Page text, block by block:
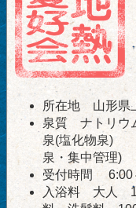
所在地 山形県
泉質 ナトリウ
泉(塩化物泉)
泉・集中管理)
受付時間 6:00
入浴料 大人